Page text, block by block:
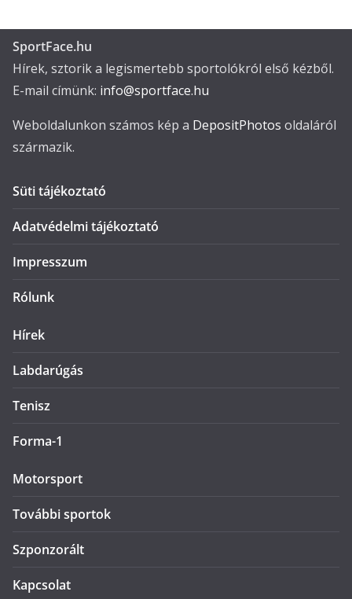
SportFace.hu
Hírek, sztorik a legismertebb sportolókról első kézből.
E-mail címünk: info@sportface.hu
Weboldalunkon számos kép a DepositPhotos oldaláról
származik.
Süti tájékoztató
Adatvédelmi tájékoztató
Impresszum
Rólunk
Hírek
Labdarúgás
Tenisz
Forma-1
Motorsport
További sportok
Szponzorált
Kapcsolat